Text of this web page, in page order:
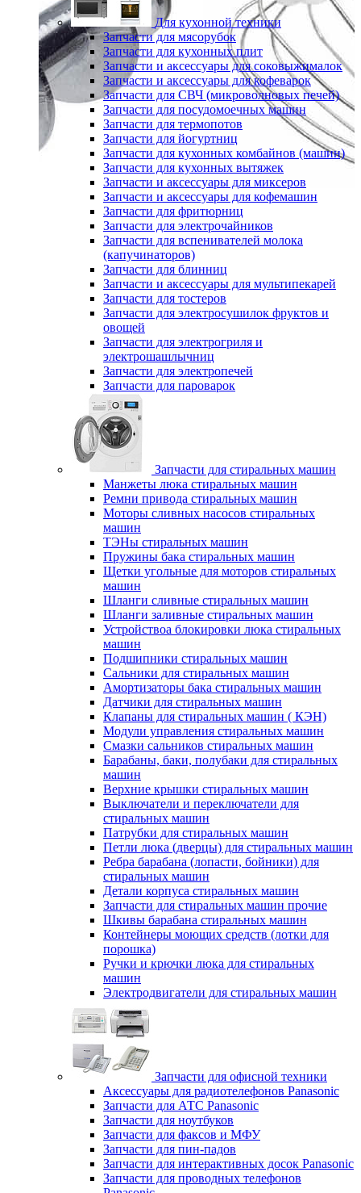
Для кухонной техники
Запчасти для мясорубок
Запчасти для кухонных плит
Запчасти и аксессуары для соковыжималок
Запчасти и аксессуары для кофеварок
Запчасти для СВЧ (микроволновых печей)
Запчасти для посудомоечных машин
Запчасти для термопотов
Запчасти для йогуртниц
Запчасти для кухонных комбайнов (машин)
Запчасти для кухонных вытяжек
Запчасти и аксессуары для миксеров
Запчасти и аксессуары для кофемашин
Запчасти для фритюрниц
Запчасти для электрочайников
Запчасти для вспенивателей молока
(капучинаторов)
Запчасти для блинниц
Запчасти и аксессуары для мультипекарей
Запчасти для тостеров
Запчасти для электросушилок фруктов и
овощей
Запчасти для электрогриля и
электрошашлычниц
Запчасти для электропечей
Запчасти для пароварок
Запчасти для стиральных машин
Манжеты люка стиральных машин
Ремни привода стиральных машин
Моторы сливных насосов стиральных
машин
ТЭНы стиральных машин
Пружины бака стиральных машин
Щетки угольные для моторов стиральных
машин
Шланги сливные стиральных машин
Шланги заливные стиральных машин
Устройствоа блокировки люка стиральных
машин
Подшипники стиральных машин
Сальники для стиральных машин
Амортизаторы бака стиральных машин
Датчики для стиральных машин
Клапаны для стиральных машин ( КЭН)
Модули управления стиральных машин
Смазки сальников стиральных машин
Барабаны, баки, полубаки для стиральных
машин
Верхние крышки стиральных машин
Выключатели и переключатели для
стиральных машин
Патрубки для стиральных машин
Петли люка (дверцы) для стиральных машин
Ребра барабана (лопасти, бойники) для
стиральных машин
Детали корпуса стиральных машин
Запчасти для стиральных машин прочие
Шкивы барабана стиральных машин
Контейнеры моющих средств (лотки для
порошка)
Ручки и крючки люка для стиральных
машин
Электродвигатели для стиральных машин
Запчасти для офисной техники
Аксессуары для радиотелефонов Panasonic
Запчасти для АТС Panasonic
Запчасти для ноутбуков
Запчасти для факсов и МФУ
Запчасти для пин-падов
Запчасти для интерактивных досок Panasonic
Запчасти для проводных телефонов